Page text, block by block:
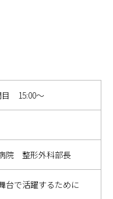
15:00～
整形外科部長
台で活躍するために